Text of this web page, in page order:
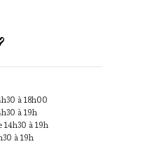
à 18h00
à 19h
14h30 à 19h
à 19h